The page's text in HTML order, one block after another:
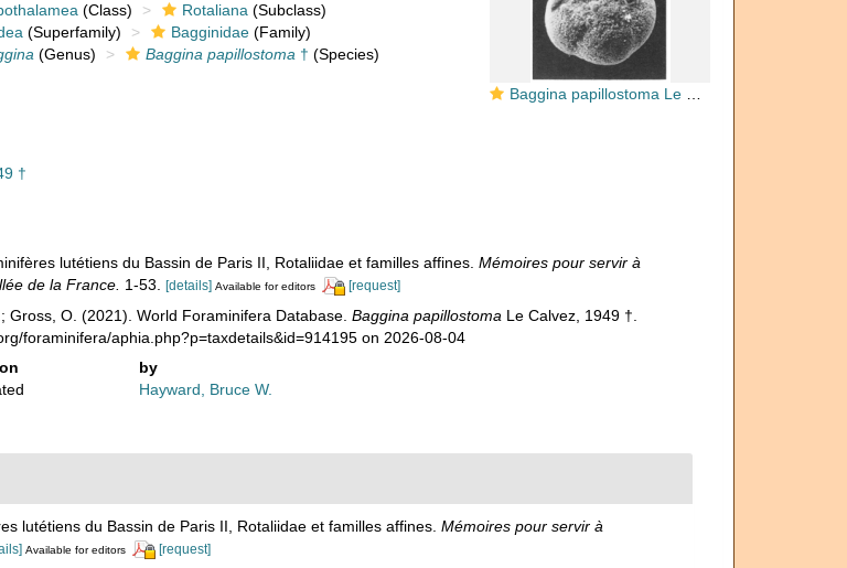
Baggina papillostoma Le Calvez, 1949
(Class) Rotaliana (Subclass)
(Superfamily) Bagginidae(Family)
(Genus) Baggina papillostoma † (Species)
†
lutétiens du Bassin de Paris II, Rotaliidae et familles affines. Mémoires pour servir à
de la France. 1-53. [details] Available for editors [request]
Gross, O. (2021). World Foraminifera Database. Baggina papillostoma Le Calvez, 1949 †.
foraminifera/aphia.php?p=taxdetails&id=914195 on 2026-08-04
by
Hayward, Bruce W.
lutétiens du Bassin de Paris II, Rotaliidae et familles affines. Mémoires pour servir à
Available for editors [request]